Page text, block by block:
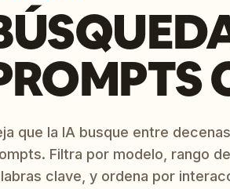
que la IA busque entre
Filtra por modelo, rango
clave, y ordena por